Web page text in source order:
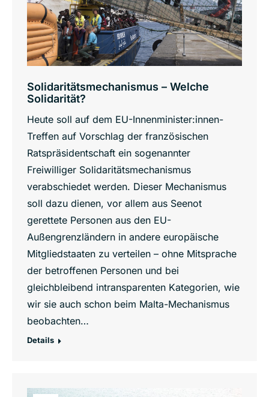
Solidaritätsmechanismus – Welche
Solidarität?
Heute soll auf dem EU-Innenminister:innen-
Treffen auf Vorschlag der französischen
Ratspräsidentschaft ein sogenannter
Freiwilliger Solidaritätsmechanismus
verabschiedet werden. Dieser Mechanismus
soll dazu dienen, vor allem aus Seenot
gerettete Personen aus den EU-
Außengrenzländern in andere europäische
Mitgliedstaaten zu verteilen – ohne Mitsprache
der betroffenen Personen und bei
gleichbleibend intransparenten Kategorien, wie
wir sie auch schon beim Malta-Mechanismus
beobachten…
Details